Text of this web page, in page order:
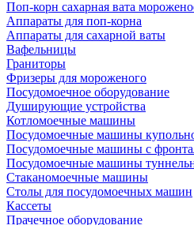
Поп-корн сахарная вата
Аппараты для поп-корна
Аппараты для сахарной ваты
Вафельницы
Граниторы
Фризеры для мороженого
Посудомоечное оборудование
Душирующие устройства
Котломоечные машины
Посудомоечные машины
Посудомоечные машины с
Посудомоечные машины
Стаканомоечные машины
Столы для посудомоечных машин
Кассеты
Прачечное оборудование